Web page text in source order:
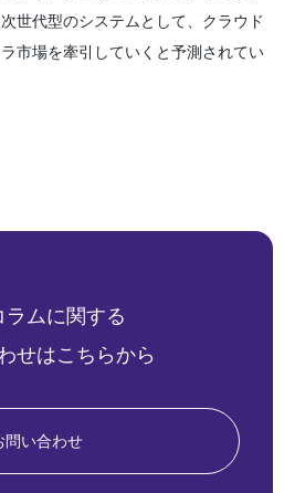
世代型のシステムとして、クラウド
市場を牽引していくと予測されてい
ラムに関する
せはこちらから
問い合わせ